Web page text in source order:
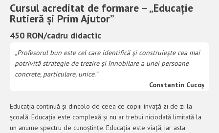
Cursul acreditat de formare – „Educație
Rutieră și Prim Ajutor”
450 RON/cadru didactic
„Profesorul bun este cel care identifică şi construieşte cea mai
potrivită strategie de trezire şi înnobilare a unei persoane
concrete, particulare, unice.”
Constantin Cucoș
Educația continuă și dincolo de ceea ce copiii învață zi de zi la
școală. Educația este complexă și nu ar trebui niciodată limitată la
un anume spectru de cunoștințe. Educația este viață, iar asta